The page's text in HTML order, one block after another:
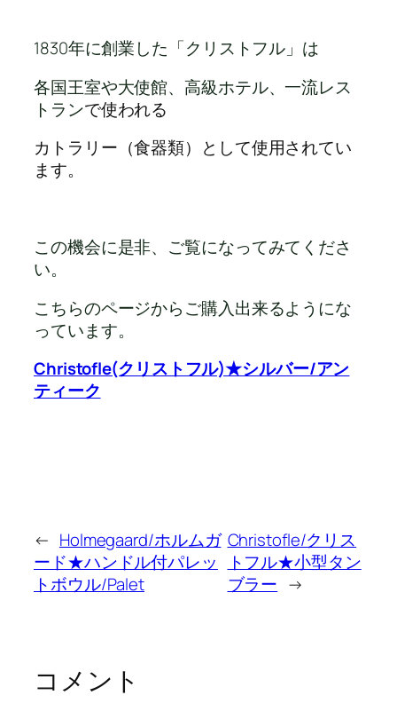
1830年に創業した「クリストフル」は
各国王室や大使館、高級ホテル、一流レス
トランで使われる
カトラリー（食器類）として使用されてい
ます。
この機会に是非、ご覧になってみてくださ
い。
こちらのページからご購入出来るようにな
っています。
Christofle(クリストフル)★シルバー/アン
ティーク
← Holmegaard/ホルムガ
ード★ハンドル付パレッ
トボウル/Palet
Christofle/クリス
トフル★小型タン
ブラー →
コメント